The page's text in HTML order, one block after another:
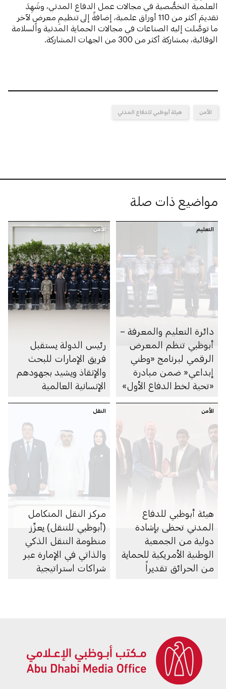
العلمية التخصُّصية في مجالات عمل الدفاع المدني، وشَهِدَ
تقديمَ أكثر من 110 أوراق علمية، إضافةً إلى تنظيمِ معرضٍ لآخر
ما توصَّلت إليه الصناعات في مجالات الحماية المدنية والسلامة
الوقائية، بمشاركة أكثر من 300 من الجهات المشاركة.
الأمن هيئة أبوظبي للدفاع المدني
مواضيع ذات صلة
التعليم
دائرة التعليم والمعرفة –
أبوظبي تنظم المعرض
الرقمي لبرنامج «وطني
إبداعي« ضمن مبادرة
«تحية لخط الدفاع الأول»
الأمن
رئيس الدولة يستقبل
فريق الإمارات للبحث
والإنقاذ ويشيد بجهودهم
الإنسانية العالمية
الأمن
هيئة أبوظبي للدفاع
المدني تحظى بإشادة
دولية من الجمعية
الوطنية الأمريكية للحماية
من الحرائق تقديراً
النقل
مركز النقل المتكامل
(أبوظبي للتنقل) يعزِّز
منظومة التنقل الذكي
والذاتي في الإمارة عبر
شراكات استراتيجية